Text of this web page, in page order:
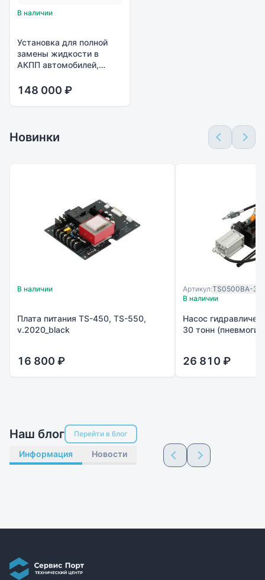
В наличии
Установка для полной
замены жидкости в
АКПП автомобилей,
148 000 ₽
Новинки
В наличии
Плата питания TS-450, TS-550,
v.2020_black
16 800 ₽
Артикул:TS0500BA-30
В наличии
Насос
30 тонн
26 810 ₽
Наш блог Перейти в блог
Информация Новости